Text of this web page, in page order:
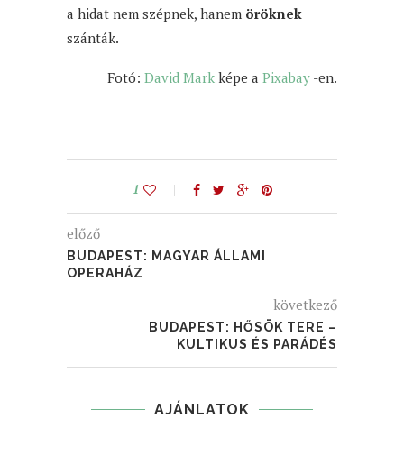
a hidat nem szépnek, hanem öröknek
szánták.
Fotó: David Mark képe a Pixabay -en.
1
előző
BUDAPEST: MAGYAR ÁLLAMI
OPERAHÁZ
következő
BUDAPEST: HŐSÖK TERE –
KULTIKUS ÉS PARÁDÉS
AJÁNLATOK